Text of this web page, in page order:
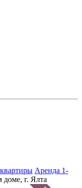
Аренда 1-
доме, г. Ялта